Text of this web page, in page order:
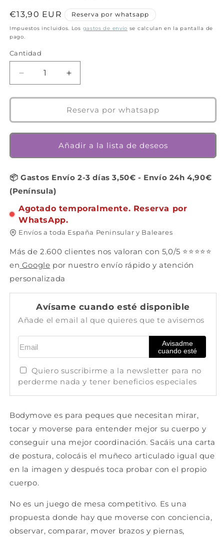
Precio
habitual
€13,90 EUR Reserva por whatsapp
Impuestos incluidos. Los gastos de envío se calculan en la pantalla de
pago.
Cantidad
Cantidad
Reducir
cantidad
para
-
-
-
1
niño/a
con
adulto
-
6
años
-
Aumentar
cantidad
para
Bodymove
-
de
mesa
-
Djeco
-
con
-
6
años
Reserva por whatsapp
Añadir a la lista de deseos
📦 Gastos Envío 2-3 días 3,50€ - Envío 24h 4,90€
(Península)
Agotado temporalmente. Reserva por
WhatsApp.
Envíos a toda España Peninsular y Baleares
Más de 2.600 clientes nos valoran con 5,0/5 ⭐⭐⭐⭐⭐
en Google por nuestro envío rápido y atención
personalizada
Avísame cuando esté disponible
Añade el email al que quieres que te avisemos
Avisadme
cuando esté
Quiero suscribirme a la newsletter para no
perderme nada y tener beneficios especiales
Bodymove es para peques que necesitan mirar,
tocar y moverse para entender mejor su cuerpo y
conseguir una mejor coordinación. Sacáis una carta
de postura, colocáis el muñeco articulado igual que
en la imagen y después toca probar con el propio
cuerpo.
No es un juego de mesa competitivo. Es una
propuesta donde hay que moverse con conciencia,
observar, comparar, mover brazos y piernas,